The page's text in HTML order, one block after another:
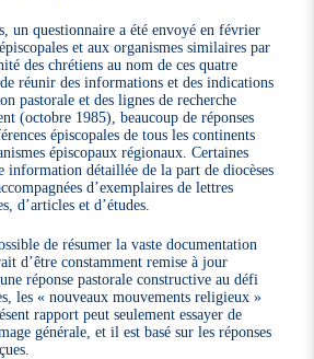
un questionnaire a été envoyé en février
et aux organismes similaires par
des chrétiens au nom de ces quatre
réunir des informations et des indications
pastorale et des lignes de recherche
(octobre 1985), beaucoup de réponses
épiscopales de tous les continents
épiscopaux régionaux. Certaines
information détaillée de la part de diocèses
d’exemplaires de lettres
d’articles et d’études.
de résumer la vaste documentation
d’être constamment remise à jour
réponse pastorale constructive au défi
les « nouveaux mouvements religieux »
rapport peut seulement essayer de
générale, et il est basé sur les réponses